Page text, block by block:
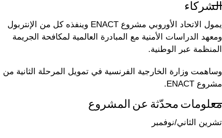
الشركاء
يمول الاتحاد الأوروبي مشروع ENACT وينفذه كل من الإنتربول
ومعهد الدراسات الأمنية مع المبادرة العالمية لمكافحة الجريمة
المنظمة عبر الوطنية.
وساهمت وزارة الخارجية الفرنسية في تمويل المرحلة الثانية من
مشروع ENACT.
معلومات محدّثة عن المشروع
تشرين الثاني/نوفمبر